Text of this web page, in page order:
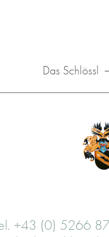
Das Schlössl
+43 (0) 5266